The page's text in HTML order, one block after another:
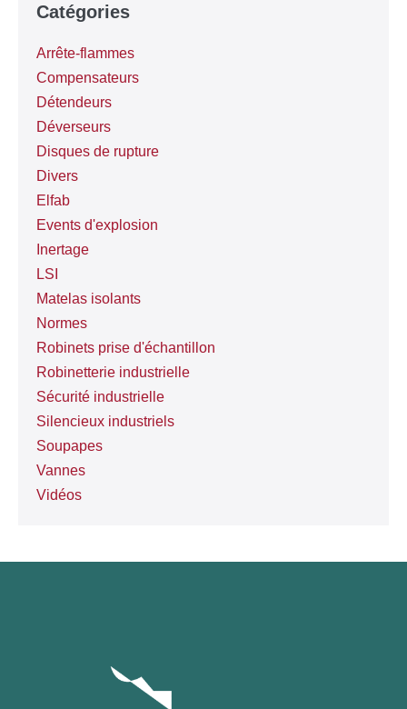
Catégories
Arrête-flammes
Compensateurs
Détendeurs
Déverseurs
Disques de rupture
Divers
Elfab
Events d'explosion
Inertage
LSI
Matelas isolants
Normes
Robinets prise d'échantillon
Robinetterie industrielle
Sécurité industrielle
Silencieux industriels
Soupapes
Vannes
Vidéos